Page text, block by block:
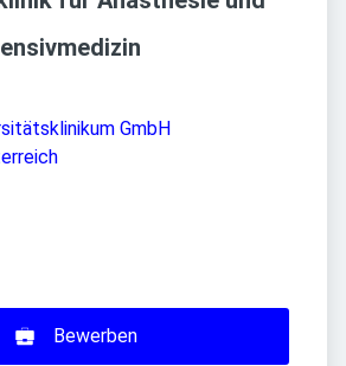
GmbH
Bewerben